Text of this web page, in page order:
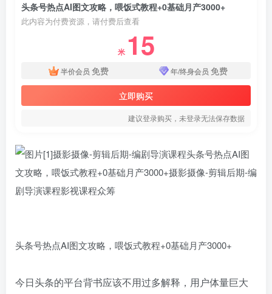
头条号热点AI图文攻略，喂饭式教程+0基础月产3000+
此内容为付费资源，请付费后查看
米 15
半价会员 免费 年/终身会员 免费
立即购买
建议登录购买，未登录无法保存数据
头条号热点AI图文攻略，喂饭式教程+0基础月产3000+
今日头条的平台背书应该不用过多解释，用户体量巨大